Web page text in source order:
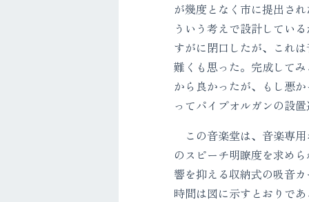
が幾度となく市に提出さ
ういう考えで設計してい
すがに閉口したが、これ
難くも思った。完成して
から良かったが、もし悪
ってパイプオルガンの設
この音楽堂は、音楽専
のスピーチ明瞭度を求め
響を抑える収納式の吸音
時間は図に示すとおりで